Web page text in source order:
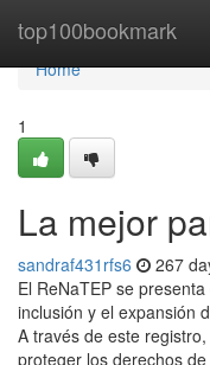
top100bookmark
Home
Home
1
La mejor
sandraf431rfs6 267
El⁣ ReNaTEP se
inclusión y el expansión
⁣A través de este
proteger los derechos